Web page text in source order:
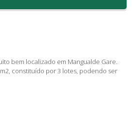
bem localizado em Mangualde Gare.
constituído por 3 lotes, podendo ser